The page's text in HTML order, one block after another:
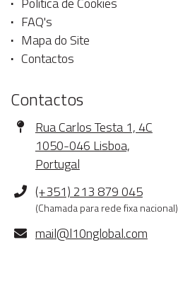
FAQ's
Mapa do Site
Contactos
Contactos
Morada
Rua Carlos Testa 1, 4C
1050-046 Lisboa,
Portugal
Telefone
(+351) 213 879 045
(Chamada para rede fixa nacional)
E-
mail@l10nglobal.com